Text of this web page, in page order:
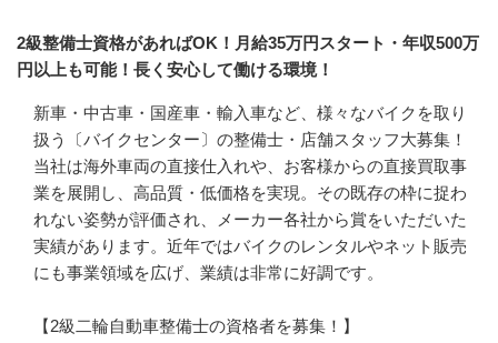
2級整備士資格があればOK！月給35万円スタート・年収500万
円以上も可能！長く安心して働ける環境！
新車・中古車・国産車・輸入車など、様々なバイクを取り
扱う〔バイクセンター〕の整備士・店舗スタッフ大募集！
当社は海外車両の直接仕入れや、お客様からの直接買取事
業を展開し、高品質・低価格を実現。その既存の枠に捉わ
れない姿勢が評価され、メーカー各社から賞をいただいた
実績があります。近年ではバイクのレンタルやネット販売
にも事業領域を広げ、業績は非常に好調です。
【2級二輪自動車整備士の資格者を募集！】